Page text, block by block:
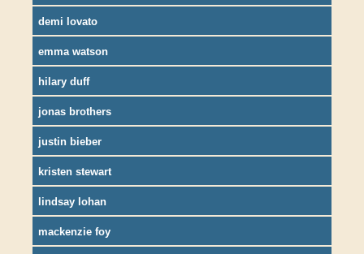
demi lovato
emma watson
hilary duff
jonas brothers
justin bieber
kristen stewart
lindsay lohan
mackenzie foy